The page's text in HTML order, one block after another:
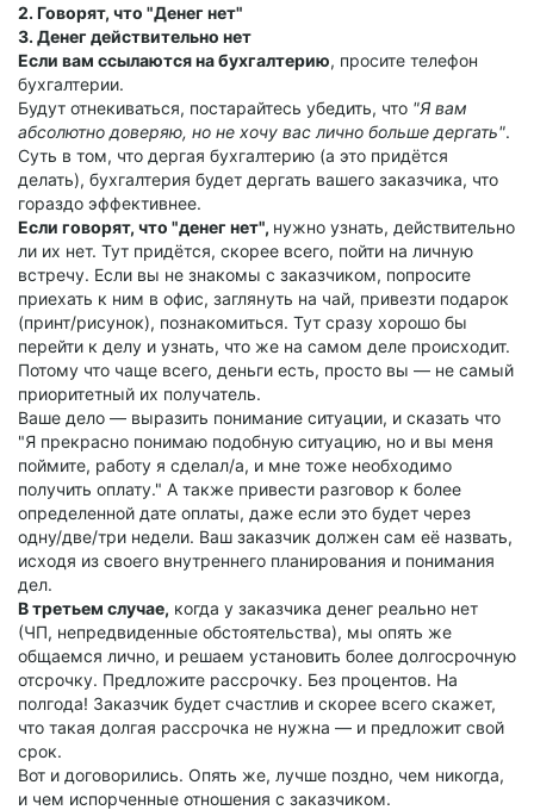
2. Говорят, что "Денег нет"
3. Денег действительно нет
Если вам ссылаются на бухгалтерию, просите телефон
бухгалтерии.
Будут отнекиваться, постарайтесь убедить, что "Я вам
абсолютно доверяю, но не хочу вас лично больше дергать".
Суть в том, что дергая бухгалтерию (а это придётся
делать), бухгалтерия будет дергать вашего заказчика, что
гораздо эффективнее.
Если говорят, что "денег нет", нужно узнать, действительно
ли их нет. Тут придётся, скорее всего, пойти на личную
встречу. Если вы не знакомы с заказчиком, попросите
приехать к ним в офис, заглянуть на чай, привезти подарок
(принт/рисунок), познакомиться. Тут сразу хорошо бы
перейти к делу и узнать, что же на самом деле происходит.
Потому что чаще всего, деньги есть, просто вы — не самый
приоритетный их получатель.
Ваше дело — выразить понимание ситуации, и сказать что
"Я прекрасно понимаю подобную ситуацию, но и вы меня
поймите, работу я сделал/а, и мне тоже необходимо
получить оплату." А также привести разговор к более
определенной дате оплаты, даже если это будет через
одну/две/три недели. Ваш заказчик должен сам её назвать,
исходя из своего внутреннего планирования и понимания
дел.
В третьем случае, когда у заказчика денег реально нет
(ЧП, непредвиденные обстоятельства), мы опять же
общаемся лично, и решаем установить более долгосрочную
отсрочку. Предложите рассрочку. Без процентов. На
полгода! Заказчик будет счастлив и скорее всего скажет,
что такая долгая рассрочка не нужна — и предложит свой
срок.
Вот и договорились. Опять же, лучше поздно, чем никогда,
и чем испорченные отношения с заказчиком.